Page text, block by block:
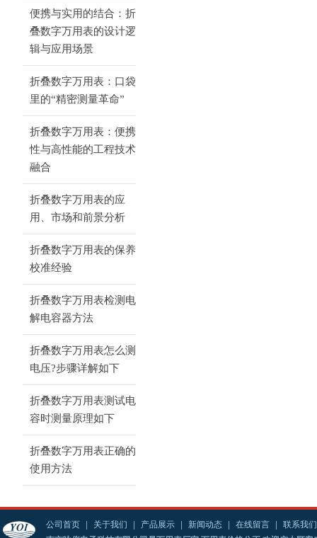
便携与实用的结合：折
叠数字万用表的设计逻
辑与应用场景
折叠数字万用表：口袋
里的“精密测量革命”
折叠数字万用表：便携
性与高性能的工程技术
融合
折叠数字万用表的应
用、市场和前景分析
折叠数字万用表的保养
校准经验
折叠数字万用表检测电
解电容器方法
折叠数字万用表怎么测
电压?步骤详解如下
折叠数字万用表测试电
容时测量原理如下
折叠数字万用表正确的
使用方法
公司首页 关于我们 产品展示 新闻动态 在线留言
联系我们